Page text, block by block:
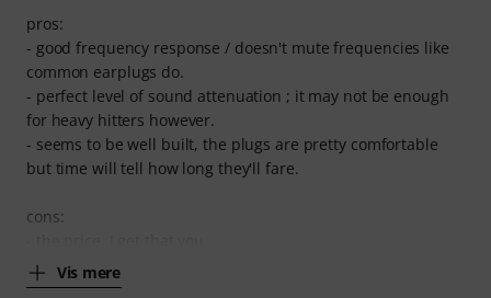
pros:
- good frequency response / doesn't mute frequencies like
common earplugs do.
- perfect level of sound attenuation ; it may not be enough
for heavy hitters however.
- seems to be well built, the plugs are pretty comfortable
but time will tell how long they'll fare.
cons:
Vis mere